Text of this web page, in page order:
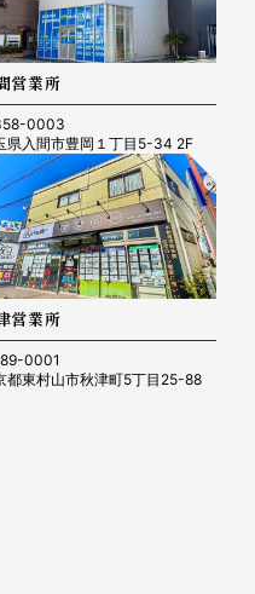
営業所
0003
県入間市豊岡１丁目5-34 2F
営業所
0001
都東村山市秋津町5丁目25-88